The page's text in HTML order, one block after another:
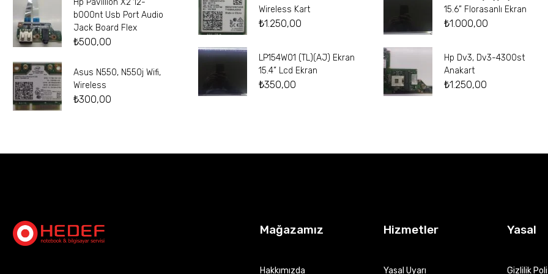
Hp Pavillion X2 12-
b000nt Usb Port Audio
Jack Board Flex
₺500,00
Asus N550, N550j Wifi,
Wireless
₺300,00
Wireless Kart
₺1.250,00
LP154W01 (TL)(AJ) Ekran
15.4” Lcd Ekran
₺350,00
15.6” Florasanlı Ekran
₺1.000,00
Hp Dv3, Dv3-4300st
Anakart
₺1.250,00
Mağazamız
Hakkımızda
Hizmetler
Yasal Uyarı
Yasal
Gizlilik